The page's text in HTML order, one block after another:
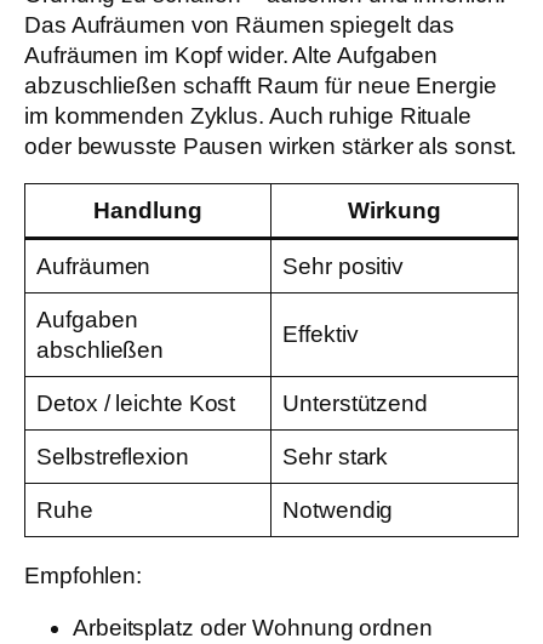
Das Aufräumen von Räumen spiegelt das
Aufräumen im Kopf wider. Alte Aufgaben
abzuschließen schafft Raum für neue Energie
im kommenden Zyklus. Auch ruhige Rituale
oder bewusste Pausen wirken stärker als sonst.
Handlung Wirkung
Aufräumen Sehr positiv
Aufgaben
abschließen
Effektiv
Detox / leichte Kost Unterstützend
Selbstreflexion Sehr stark
Ruhe Notwendig
Empfohlen:
Arbeitsplatz oder Wohnung ordnen